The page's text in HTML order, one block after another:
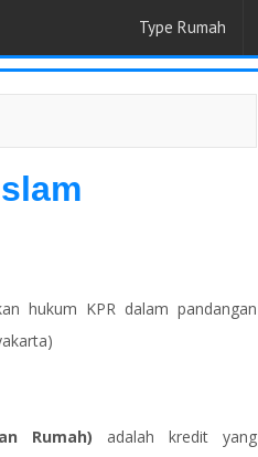
Type Rumah
hukum KPR dalam pandangan
Rumah) adalah kredit yang